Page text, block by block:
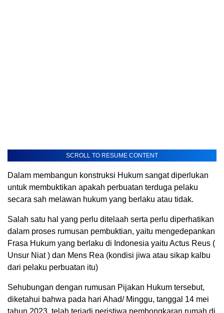
SCROLL TO RESUME CONTENT
Dalam membangun konstruksi Hukum sangat diperlukan
untuk membuktikan apakah perbuatan terduga pelaku
secara sah melawan hukum yang berlaku atau tidak.
Salah satu hal yang perlu ditelaah serta perlu diperhatikan
dalam proses rumusan pembuktian, yaitu mengedepankan
Frasa Hukum yang berlaku di Indonesia yaitu Actus Reus (
Unsur Niat ) dan Mens Rea (kondisi jiwa atau sikap kalbu
dari pelaku perbuatan itu)
Sehubungan dengan rumusan Pijakan Hukum tersebut,
diketahui bahwa pada hari Ahad/ Minggu, tanggal 14 mei